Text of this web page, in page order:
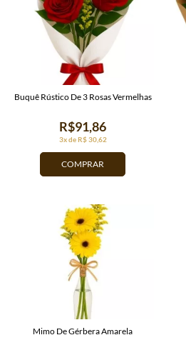
COMPRAR
3x de R$ 30,62
R$91,86
Buquê Rústico De 3 Rosas Vermelhas
Mimo De Gérbera Amarela